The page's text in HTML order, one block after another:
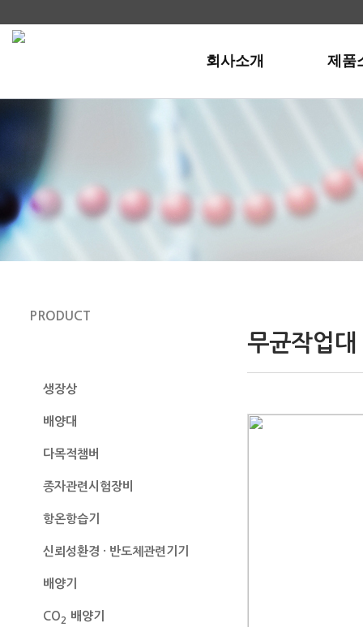
회사소개 제품
PRODUCT
생장상
배양대
다목적챔버
종자관련시험장비
항온항습기
신뢰성환경 · 반도체관련기기
배양기
CO2 배양기
무균작업대